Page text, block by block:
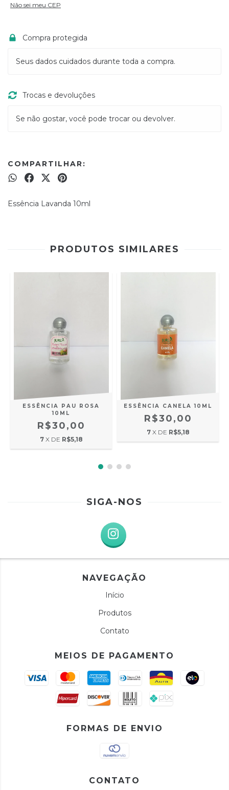
Não sei meu CEP
Compra protegida
Seus dados cuidados durante toda a compra.
Trocas e devoluções
Se não gostar, você pode trocar ou devolver.
COMPARTILHAR:
Essência Lavanda 10ml
PRODUTOS SIMILARES
ESSÊNCIA PAU ROSA
10ML
R$30,00
7 X DE R$5,18
ESSÊNCIA CANELA 10ML
R$30,00
7 X DE R$5,18
SIGA-NOS
NAVEGAÇÃO
Início
Produtos
Contato
MEIOS DE PAGAMENTO
FORMAS DE ENVIO
CONTATO